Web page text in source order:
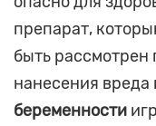
препарат,
быть рассмотрен
нанесения
беременности